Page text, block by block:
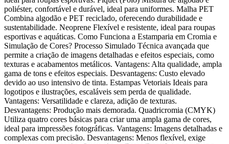
poliéster, confortável e durável, ideal para uniformes. Malha PET
Combina algodão e PET reciclado, oferecendo durabilidade e
sustentabilidade. Neoprene Flexível e resistente, ideal para roupas
esportivas e aquáticas. Como Funciona a Estamparia em Cromia e
Simulação de Cores? Processo Simulado Técnica avançada que
permite a criação de imagens detalhadas e efeitos especiais, como
texturas e acabamentos metálicos. Vantagens: Alta qualidade, ampla
gama de tons e efeitos especiais. Desvantagens: Custo elevado
devido ao uso intensivo de tinta. Estampas Vetoriais Ideais para
logotipos e ilustrações, escaláveis sem perda de qualidade.
Vantagens: Versatilidade e clareza, adição de texturas.
Desvantagens: Produção mais demorada. Quadricromia (CMYK)
Utiliza quatro cores básicas para criar uma ampla gama de cores,
ideal para impressões fotográficas. Vantagens: Imagens detalhadas e
complexas com precisão. Desvantagens: Menos flexível, exige